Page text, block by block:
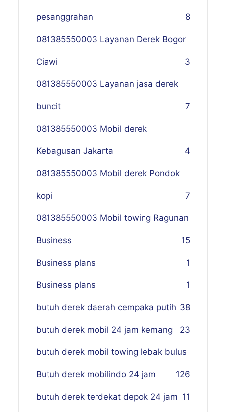
pesanggrahan 8
081385550003 Layanan Derek Bogor
Ciawi 3
081385550003 Layanan jasa derek
buncit 7
081385550003 Mobil derek
Kebagusan Jakarta 4
081385550003 Mobil derek Pondok
kopi 7
081385550003 Mobil towing Ragunan
5
Business 1
Business plans 1
Business plans 1
butuh derek daerah cempaka putih 38
butuh derek mobil 24 jam kemang 23
butuh derek mobil towing lebak bulus
26
Butuh derek mobilindo 24 jam 1
butuh derek terdekat depok 24 jam 11